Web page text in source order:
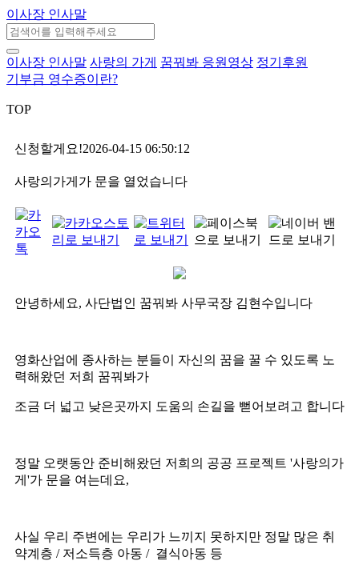
이사장 인사말
이사장 인사말 사랑의 가게 꿈꿔봐 응원영상 정기후원
기부금 영수증이란?
TOP
신청할게요!2026-04-15 06:50:12
사랑의가게가 문을 열었습니다
안녕하세요, 사단법인 꿈꿔봐 사무국장 김현수입니다
영화산업에 종사하는 분들이 자신의 꿈을 꿀 수 있도록 노
력해왔던 저희 꿈꿔봐가
조금 더 넓고 낮은곳까지 도움의 손길을 뻗어보려고 합니다
정말 오랫동안 준비해왔던 저희의 공공 프로젝트 '사랑의가
게'가 문을 여는데요,
사실 우리 주변에는 우리가 느끼지 못하지만 정말 많은 취
약계층 / 저소득층 아동 / 결식아동 등